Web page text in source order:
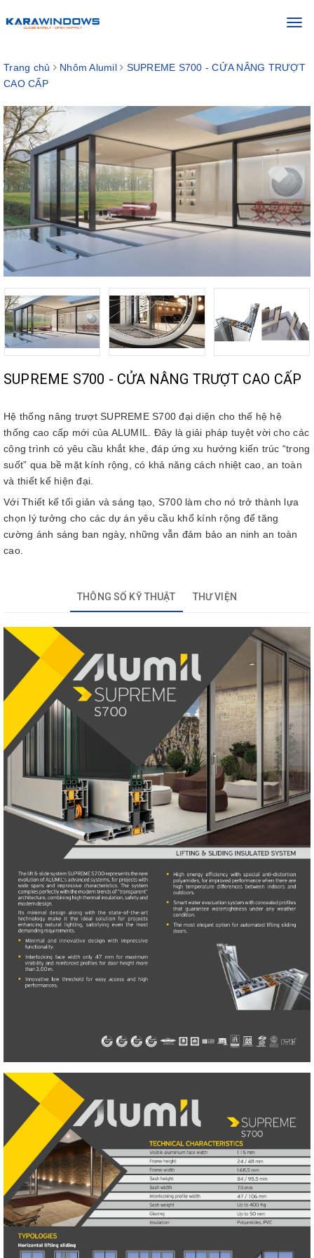
Trang chủ Nhôm Alumil
SUPREME S700 - CỬA NÂNG TRƯỢT
CAO CẤP
SUPREME S700 - CỬA NÂNG TRƯỢT CAO CẤP
Hệ thống nâng trượt SUPREME S700 đại diện cho thế hệ hệ
thống cao cấp mới của ALUMIL. Đây là giải pháp tuyệt vời cho các
công trình có yêu cầu khắt khe, đáp ứng xu hướng kiến ​​trúc “trong
suốt” qua bề mặt kính rộng, có khả năng cách nhiệt cao, an toàn
và thiết kế hiện đại.
Với Thiết kế tối giản và sáng tạo, S700 làm cho nó trở thành lựa
chọn lý tưởng cho các dự án yêu cầu khổ kính rộng để tăng
cường ánh sáng ban ngày, những vẫn đảm bảo an ninh an toàn
cao.
THÔNG SỐ KỸ THUẬT THƯ VIỆN